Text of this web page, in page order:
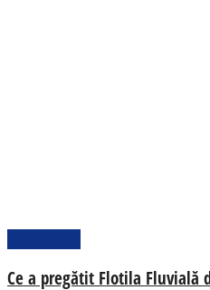
Ce a pregătit Flotila Fluvială